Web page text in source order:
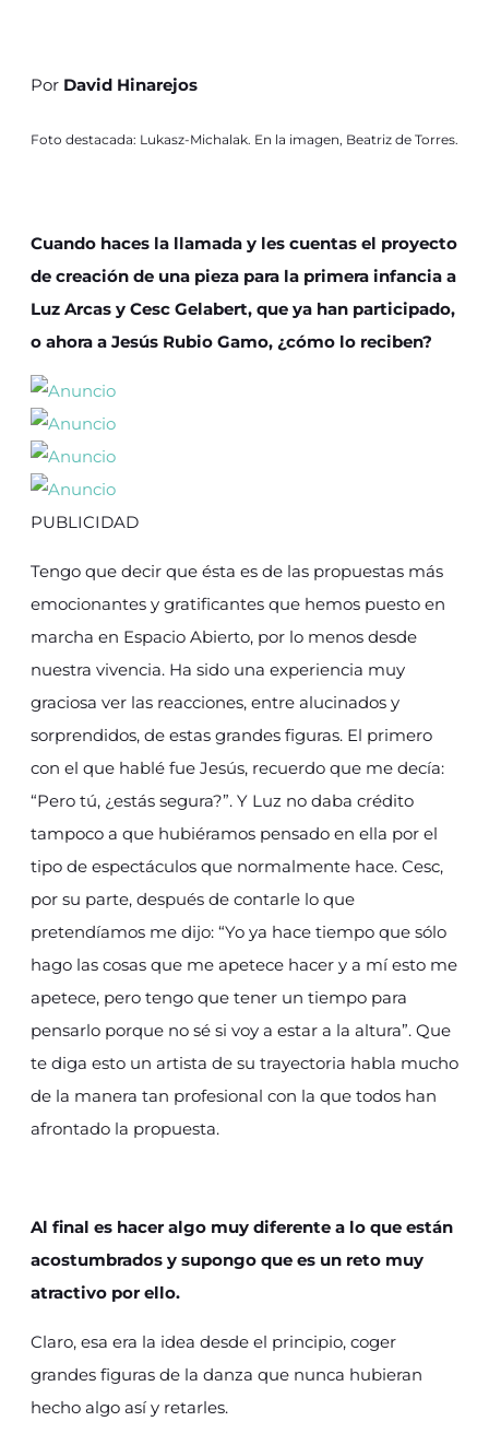
Por David Hinarejos
Foto destacada: Lukasz-Michalak. En la imagen, Beatriz de Torres.
Cuando haces la llamada y les cuentas el proyecto
de creación de una pieza para la primera infancia a
Luz Arcas y Cesc Gelabert, que ya han participado,
o ahora a Jesús Rubio Gamo, ¿cómo lo reciben?
PUBLICIDAD
Tengo que decir que ésta es de las propuestas más
emocionantes y gratificantes que hemos puesto en
marcha en Espacio Abierto, por lo menos desde
nuestra vivencia. Ha sido una experiencia muy
graciosa ver las reacciones, entre alucinados y
sorprendidos, de estas grandes figuras. El primero
con el que hablé fue Jesús, recuerdo que me decía:
“Pero tú, ¿estás segura?”. Y Luz no daba crédito
tampoco a que hubiéramos pensado en ella por el
tipo de espectáculos que normalmente hace. Cesc,
por su parte, después de contarle lo que
pretendíamos me dijo: “Yo ya hace tiempo que sólo
hago las cosas que me apetece hacer y a mí esto me
apetece, pero tengo que tener un tiempo para
pensarlo porque no sé si voy a estar a la altura”. Que
te diga esto un artista de su trayectoria habla mucho
de la manera tan profesional con la que todos han
afrontado la propuesta.
Al final es hacer algo muy diferente a lo que están
acostumbrados y supongo que es un reto muy
atractivo por ello.
Claro, esa era la idea desde el principio, coger
grandes figuras de la danza que nunca hubieran
hecho algo así y retarles.